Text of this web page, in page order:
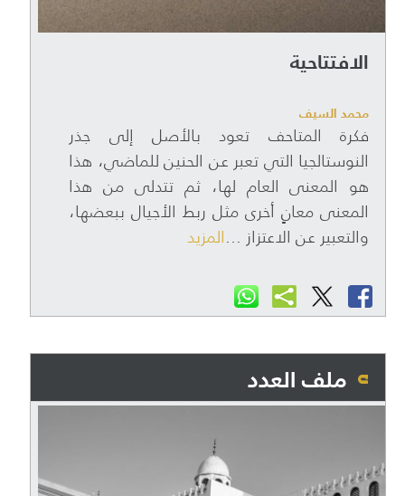
الافتتاحية
محمد السيف
فكرة المتاحف تعود بالأصل إلى جذر
النوستالجيا التي تعبر عن الحنين للماضي، هذا
هو المعنى العام لها، ثم تتدلى من هذا
المعنى معانٍ أخرى مثل ربط الأجيال ببعضها،
والتعبير عن الاعتزاز ...المزيد
ملف العدد